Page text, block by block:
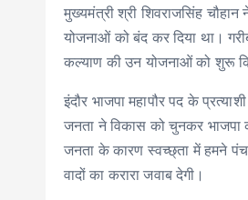
मुख्यमंत्री श्री शिवराजसिंह
योजनाओं को बंद कर दिया था।
कल्याण की उन योजनाओं को शुरू
इंदौर भाजपा महापौर पद के
जनता ने विकास को चुनकर भाजपा
जनता के कारण स्वच्छ्ता में हमने
वादों का करारा जवाब देगी।